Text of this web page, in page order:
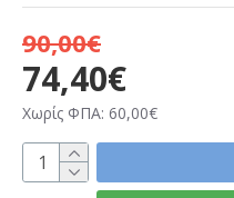
74,40€
90,00€
Χωρίς ΦΠΑ: 60,00€